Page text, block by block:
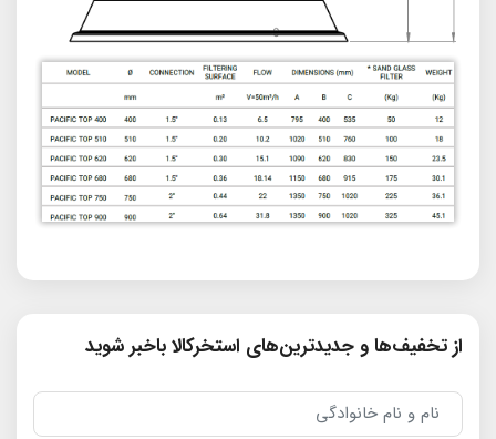
از تخفیف‌ها و جدیدترین‌های استخرکالا باخبر شوید